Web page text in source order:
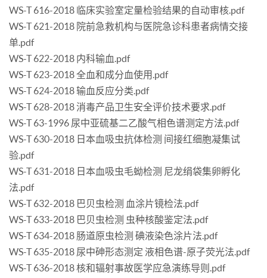
WS-T 616-2018 临床实验室定量检验结果的自动审核.pdf
WS-T 621-2018 院前急救机构与医院急诊科患者病情交接
单.pdf
WS-T 622-2018 内科输血.pdf
WS-T 623-2018 全血和成分血使用.pdf
WS-T 624-2018 输血反应分类.pdf
WS-T 628-2018 消毒产品卫生安全评价技术要求.pdf
WS-T 63-1996 尿中亚硫基二乙酸气相色谱测定方法.pdf
WS-T 630-2018 日本血吸虫抗体检测 间接红细胞凝集试
验.pdf
WS-T 631-2018 日本血吸虫毛蚴检测 尼龙绢袋集卵孵化
法.pdf
WS-T 632-2018 巴贝虫检测 血涂片镜检法.pdf
WS-T 633-2018 巴贝虫检测 虫种核酸鉴定法.pdf
WS-T 634-2018 肠道原虫检测 碘液染色涂片法.pdf
WS-T 635-2018 尿中砷形态测定 液相色谱-原子荧光法.pdf
WS-T 636-2018 核和辐射事故医学应急演练导则.pdf